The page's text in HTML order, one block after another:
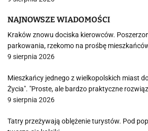
NAJNOWSZE WIADOMOŚCI
Kraków znowu dociska kierowców.
parkowania, rzekomo na prośbę
9 sierpnia 2026
Mieszkańcy jednego z wielkopolskich miast
Życia". "Proste, ale bardzo praktyczne
9 sierpnia 2026
Tatry przeżywają oblężenie turystów. Pod